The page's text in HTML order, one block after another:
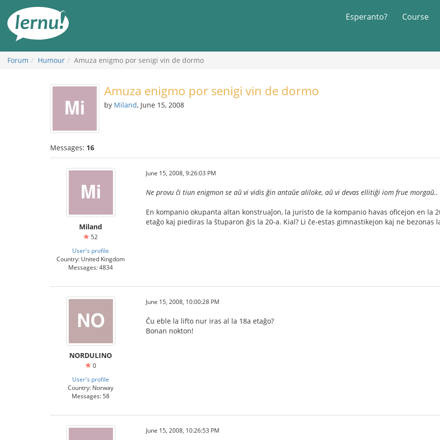
the
content
Esperanto? Course
Forum Humour Amuza enigmo por senigi vin de dormo
Amuza enigmo por senigi vin de dormo
by Miland, June 15, 2008
Messages: 16
Miland
52
User's profile
Country: United Kingdom
Messages: 4834
June 15, 2008, 9:26:03 PM
Ne provu ĉi tiun enigmon se aŭ vi vidis ĝin antaŭe aliloke, aŭ vi devas ellitiĝi iom frue morgaŭ..
En kompanio okupanta altan konstruaĵon, la juristo de la kompanio havas oficejon en la
etaĝo kaj piediras la ŝtuparon ĝis la 20-a. Kial? Li ĉe-estas gimnastikejon kaj ne bezonas
NORDULINO
0
User's profile
Country: Norway
Messages: 58
June 15, 2008, 10:00:28 PM
Ĉu eble la lifto nur iras al la 18a etaĝo?
Bonan nokton!
June 15, 2008, 10:26:53 PM